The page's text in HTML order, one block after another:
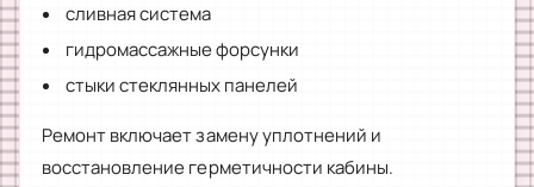
сливная система
гидромассажные форсунки
стыки стеклянных панелей
Ремонт включает замену уплотнений и
восстановление герметичности кабины.